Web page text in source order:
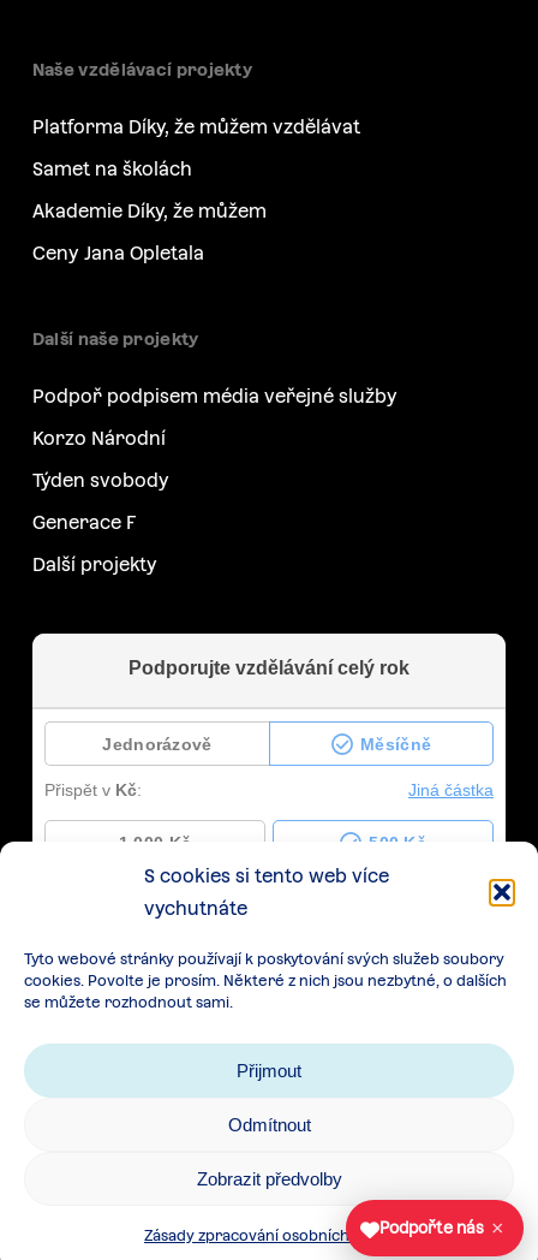
S cookies si tento web více
vychutnáte
Tyto webové stránky používají k poskytování svých služeb soubory
cookies. Povolte je prosím. Některé z nich jsou nezbytné, o dalších
se můžete rozhodnout sami.
Přijmout
Odmítnout
Zobrazit předvolby
Zásady zpracování osobních údajů
Naše vzdělávací projekty
Platforma Díky, že můžem vzdělávat
Samet na školách
Akademie Díky, že můžem
Ceny Jana Opletala
Další naše projekty
Podpoř podpisem média veřejné služby
Korzo Národní
Týden svobody
Generace F
Další projekty
Zásady zpracování osobních údajů
Všeobecné podmínky spolupráce
Podpořte nás ×